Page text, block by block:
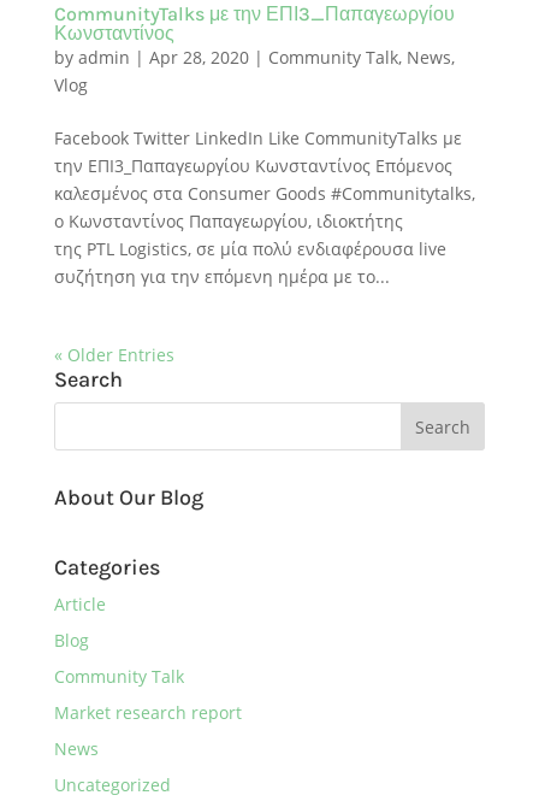
CommunityTalks με την ΕΠΙ3_Παπαγεωργίου
Κωνσταντίνος
by admin | Apr 28, 2020| Community Talk, News,
Vlog
Facebook Twitter LinkedIn Like CommunityTalks με
την ΕΠΙ3_Παπαγεωργίου Κωνσταντίνος Eπόμενος
καλεσμένος στα Consumer Goods #Communitytalks,
ο Κωνσταντίνος Παπαγεωργίου, ιδιοκτήτης
της PTL Logistics, σε μία πολύ ενδιαφέρουσα live
συζήτηση για την επόμενη ημέρα με το...
« Older Entries
Search
About Our Blog
Categories
Article
Blog
Community Talk
Market research report
News
Uncategorized